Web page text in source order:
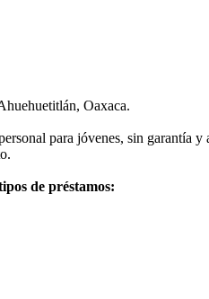
Oaxaca.
para jóvenes, sin garantía
de préstamos: